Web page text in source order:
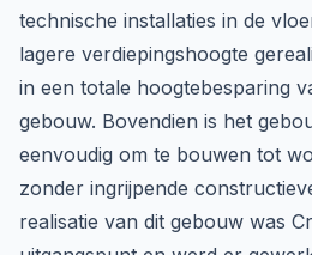
technische installaties in de
lagere verdiepingshoogte
in een totale hoogtebesparing
gebouw. Bovendien is het
eenvoudig om te bouwen tot
zonder ingrijpende
realisatie van dit gebouw was